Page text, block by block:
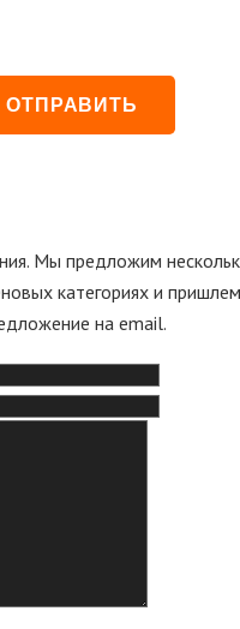
Мы предложим
категориях и
на email.